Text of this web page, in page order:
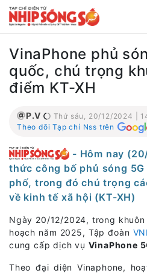
VinaPhone phủ
quốc, chú trọng
điểm KT-XH
P.V
Thứ sáu, 20/12/2024 |
Theo dõi Tạp chí Nss trên
- Hôm nay
thức công bố phủ sóng
phố, trong đó chú trọng
về kinh tế xã hội (KT-XH)
Ngày 20/12/2024, trong
hoạch năm 2025, Tập đoàn
cung cấp dịch vụ VinaPhone
Theo đại diện Vinaphone,